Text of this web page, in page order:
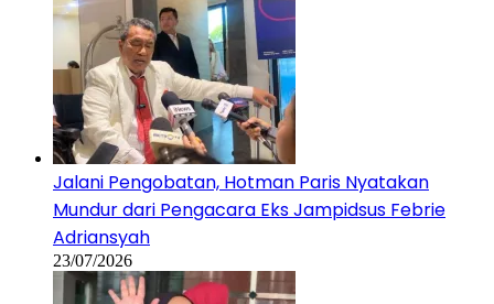
Jalani Pengobatan, Hotman Paris Nyatakan
Mundur dari Pengacara Eks Jampidsus Febrie
Adriansyah
23/07/2026